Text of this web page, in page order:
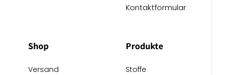
Kontaktformular
Shop
Versand
Produkte
Stoffe